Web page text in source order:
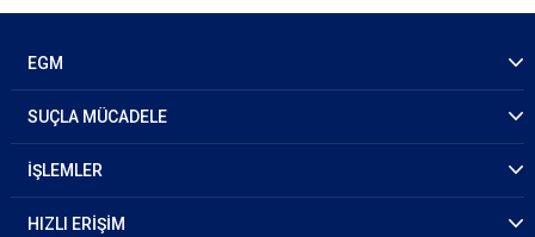
EGM
SUÇLA MÜCADELE
İŞLEMLER
HIZLI ERİŞİM